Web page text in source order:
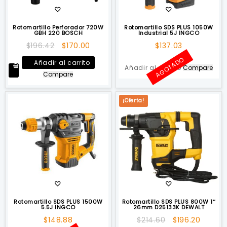
Rotomartillo Perforador 720W
GBH 220 BOSCH
$196.42
El
precio
original
era:
$196.42.
$170.00
precio
actual
$170.00.
Añadir al carrito
Compare
Rotomartillo SDS PLUS 1050W
Industrial 5J INGCO
$137.03
Añadir al carrito
AGOTADOCompare
Rotomartillo SDS PLUS 1500W
5.5J INGCO
$148.88
¡Oferta!
Rotomartillo SDS PLUS 800W 1″
26mm D25133K DEWALT
$214.60
El
$196.20